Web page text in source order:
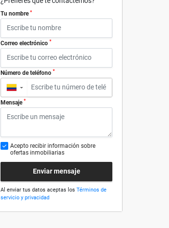
Tu nombre *
Correo electrónico *
Número de teléfono *
▼
Mensaje *
Acepto recibir información sobre
ofertas inmobiliarias
Enviar mensaje
Al enviar tus datos aceptas los Términos de
servicio y privacidad